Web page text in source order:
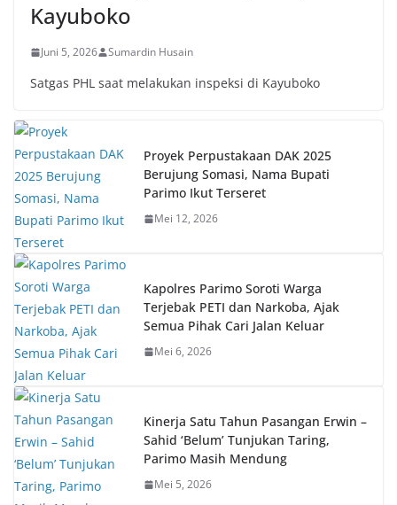
Kayuboko
Juni 5, 2026 Sumardin Husain
Satgas PHL saat melakukan inspeksi di Kayuboko
Proyek Perpustakaan DAK 2025
Berujung Somasi, Nama Bupati
Parimo Ikut Terseret
Mei 12, 2026
Kapolres Parimo Soroti Warga
Terjebak PETI dan Narkoba, Ajak
Semua Pihak Cari Jalan Keluar
Mei 6, 2026
Kinerja Satu Tahun Pasangan Erwin –
Sahid ‘Belum’ Tunjukan Taring,
Parimo Masih Mendung
Mei 5, 2026